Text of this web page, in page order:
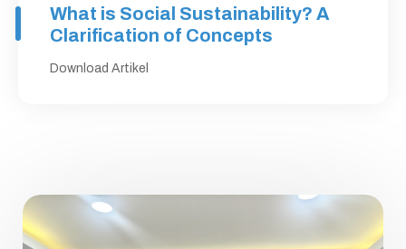
What is Social Sustainability? A
Clarification of Concepts
Download Artikel